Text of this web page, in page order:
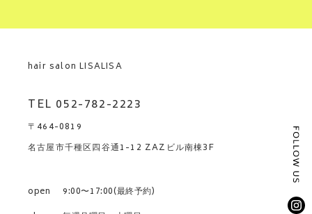
hair salon LISALISA
TEL 052-782-2223
〒464-0819
名古屋市千種区四谷通1-12 ZAZビル南棟3F
open
9:00〜17:00(最終予約)